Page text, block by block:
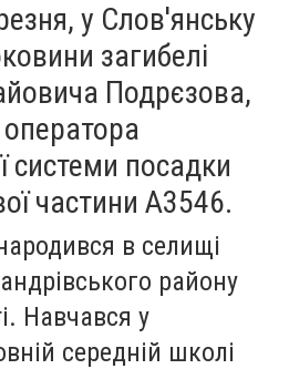
у Слов'янську
загибелі
Подрєзова,
системи посадки
частини А3546.
в селищі
району
Навчався у
середній школі